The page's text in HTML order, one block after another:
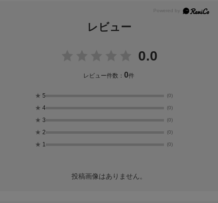
レビュー
0.0
レビュー件数：0件
★ 5 (0)
★ 4 (0)
★ 3 (0)
★ 2 (0)
★ 1 (0)
投稿画像はありません。